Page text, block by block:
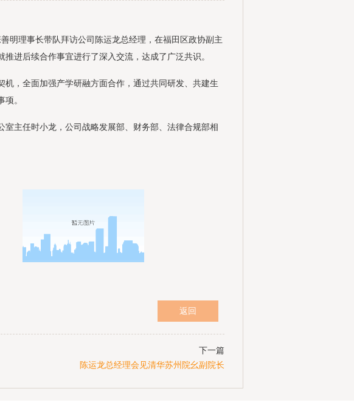
理事长带队拜访公司陈运龙总经理，在福田区政协副主
进后续合作事宜进行了深入交流，达成了广泛共识。
，全面加强产学研融方面合作，通过共同研发、共建生
。
主任时小龙，公司战略发展部、财务部、法律合规部相
下一篇
陈运龙总经理会见清华苏州院幺副院长